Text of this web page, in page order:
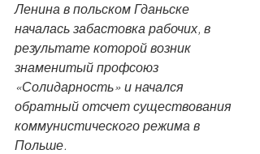
Ленина в польском Гданьске
началась забастовка рабочих, в
результате которой возник
знаменитый профсоюз
«Солидарность» и начался
обратный отсчет существования
коммунистического режима в
Польше.